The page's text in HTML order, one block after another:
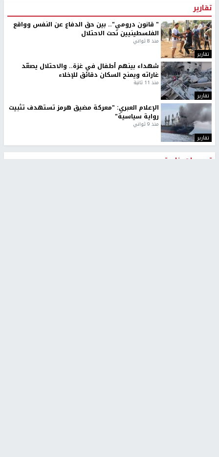
تقارير
تقارير
" قانون درومي".. بين حق الدفاع عن النفس وواقع
الفلسطينيين تحت الاحتلال
منذ 8 ثواني
تقارير
شهداء بينهم أطفال في غزة.. والاحتلال يصعّد
غاراته ويمنح السكان دقائق للإخلاء
منذ 11 ثانية
تقارير
الإعلام العبري: "معركة مضيق هرمز تستهدف تثبيت
رواية سياسية"
منذ 9 ثواني
تصريحات خاصة